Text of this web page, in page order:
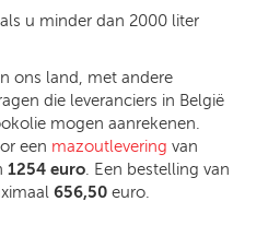
als u minder dan 2000 liter
ons land, met andere
die leveranciers in België
mogen aanrekenen.
een mazoutlevering van
1254 euro. Een bestelling van
656,50 euro.